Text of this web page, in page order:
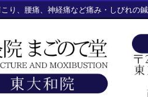
り、腰痛、神経痛など痛み・しびれの